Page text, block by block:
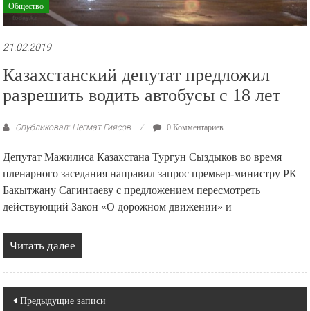
Общество
21.02.2019
Казахстанский депутат предложил
разрешить водить автобусы с 18 лет
Опубликовал: Негмат Гиясов 0 Комментариев
Депутат Мажилиса Казахстана Тургун Сыздыков во время
пленарного заседания направил запрос премьер-министру РК
Бакытжану Сагинтаеву с предложением пересмотреть
действующий Закон «О дорожном движении» и
Читать далее
Навигация
Предыдущие записи